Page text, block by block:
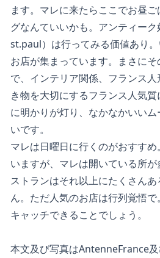
ます。マレに来たらここでお昼
グなんていいかも。アンティー
st.paul）は行ってみる価値あり
お店が集まっています。まさに
で、インテリア関係、フランス
き物を大切にするフランス人気
に明かりが灯り、なかなかいい
いです。
マレは日曜日に行くのがおすす
いますが、マレは開いている所
ストランはそれ以上にたくさん
ん。ただ人気のお店は行列覚悟
キャッチできることでしょう。
ヒ
本文及び写真はAntenneFrance及